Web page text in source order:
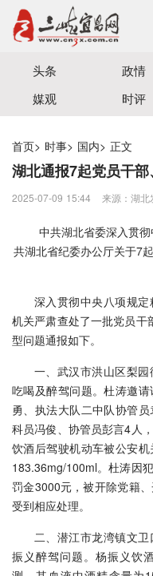
宜昌三峡融媒体中心主办
头条 政情
媒观
时评
首页> 时事> 国内> 正文
湖北通报7起党员干
2025-07-09 15:44 来源：湖北
中共湖北省委深入贯
共湖北省纪委办公厅关于7
深入贯彻中央八项规
机关严肃查处了一批党员干
型问题通报如下。
一、武汉市洪山区梨
吃喝及醉驾问题。杜涛邀
勇、执法大队二中队协管
科员冯俊、协管员彭言4人
饮酒后驾驶机动车被公安
183.36mg/100ml。杜涛因
罚金3000元，被开除党籍
受到相应处理。
二、潜江市龙湾镇文
振义醉驾问题。杨振义饮